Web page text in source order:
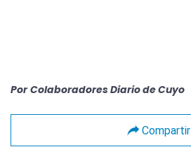
Por Colaboradores Diario de Cuyo
Compartir